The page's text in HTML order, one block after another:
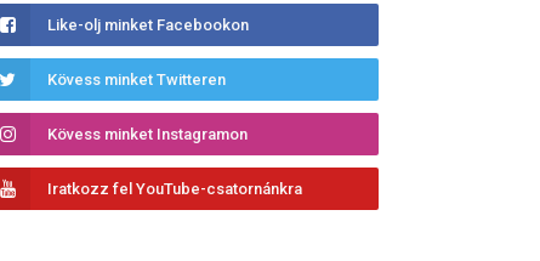
Like-olj minket Facebookon
Kövess minket Twitteren
Kövess minket Instagramon
Iratkozz fel YouTube-csatornánkra